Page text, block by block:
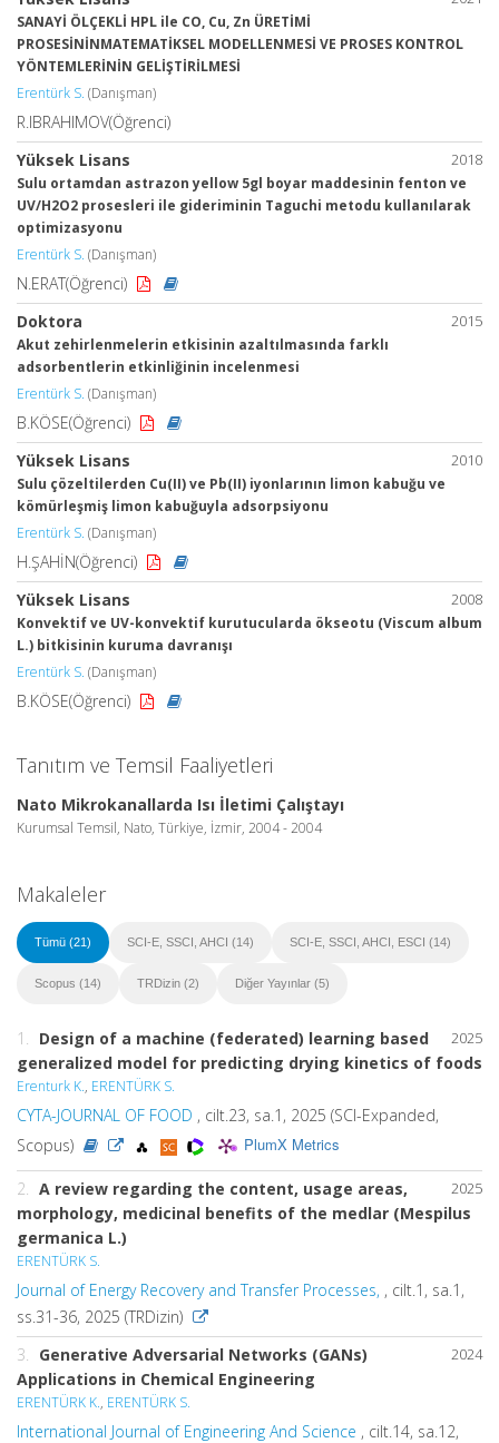
SANAYİ ÖLÇEKLİ HPL ile CO, Cu, Zn ÜRETİMİ
PROSESİNİNMATEMATİKSEL MODELLENMESİ VE PROSES KONTROL
YÖNTEMLERİNİN GELİŞTİRİLMESİ
Erentürk S. (Danışman)
R.IBRAHIMOV(Öğrenci)
2018
Yüksek Lisans
Sulu ortamdan astrazon yellow 5gl boyar maddesinin fenton ve
UV/H2O2 prosesleri ile gideriminin Taguchi metodu kullanılarak
optimizasyonu
Erentürk S. (Danışman)
N.ERAT(Öğrenci)
2015
Doktora
Akut zehirlenmelerin etkisinin azaltılmasında farklı
adsorbentlerin etkinliğinin incelenmesi
Erentürk S. (Danışman)
B.KÖSE(Öğrenci)
2010
Yüksek Lisans
Sulu çözeltilerden Cu(II) ve Pb(II) iyonlarının limon kabuğu ve
kömürleşmiş limon kabuğuyla adsorpsiyonu
Erentürk S. (Danışman)
H.ŞAHİN(Öğrenci)
2008
Yüksek Lisans
Konvektif ve UV-konvektif kurutucularda ökseotu (Viscum album
L.) bitkisinin kuruma davranışı
Erentürk S. (Danışman)
B.KÖSE(Öğrenci)
Tanıtım ve Temsil Faaliyetleri
Nato Mikrokanallarda Isı İletimi Çalıştayı
Kurumsal Temsil, Nato, Türkiye, İzmir, 2004 - 2004
Makaleler
Tümü (21) SCI-E, SSCI, AHCI (14) SCI-E, SSCI, AHCI, ESCI (14)
Scopus (14) TRDizin (2) Diğer Yayınlar (5)
2025
1. Design of a machine (federated) learning based
generalized model for predicting drying kinetics of foods
Erenturk K., ERENTÜRK S.
CYTA-JOURNAL OF FOOD , cilt.23, sa.1, 2025 (SCI-Expanded,
Scopus)
PlumX Metrics
2025
2. A review regarding the content, usage areas,
morphology, medicinal benefits of the medlar (Mespilus
germanica L.)
ERENTÜRK S.
Journal of Energy Recovery and Transfer Processes, , cilt.1, sa.1,
ss.31-36, 2025 (TRDizin)
2024
3. Generative Adversarial Networks (GANs)
Applications in Chemical Engineering
ERENTÜRK K., ERENTÜRK S.
International Journal of Engineering And Science , cilt.14, sa.12,